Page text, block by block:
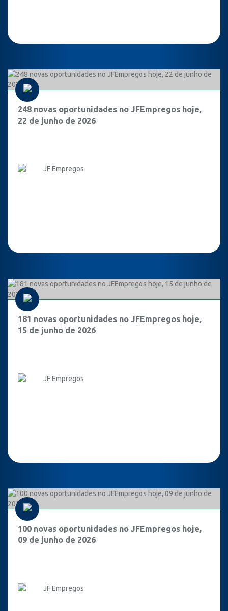
248 novas oportunidades no JFEmpregos hoje,
22 de junho de 2026
JF Empregos
181 novas oportunidades no JFEmpregos hoje,
15 de junho de 2026
JF Empregos
100 novas oportunidades no JFEmpregos hoje,
09 de junho de 2026
JF Empregos